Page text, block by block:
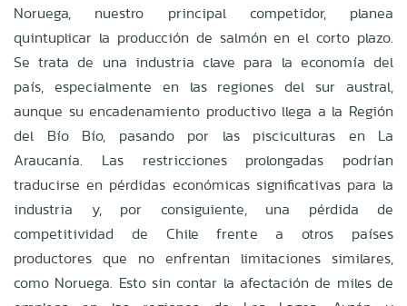
Noruega, nuestro principal competidor, planea
quintuplicar la producción de salmón en el corto plazo.
Se trata de una industria clave para la economía del
país, especialmente en las regiones del sur austral,
aunque su encadenamiento productivo llega a la Región
del Bío Bío, pasando por las pisciculturas en La
Araucanía. Las restricciones prolongadas podrían
traducirse en pérdidas económicas significativas para la
industria y, por consiguiente, una pérdida de
competitividad de Chile frente a otros países
productores que no enfrentan limitaciones similares,
como Noruega. Esto sin contar la afectación de miles de